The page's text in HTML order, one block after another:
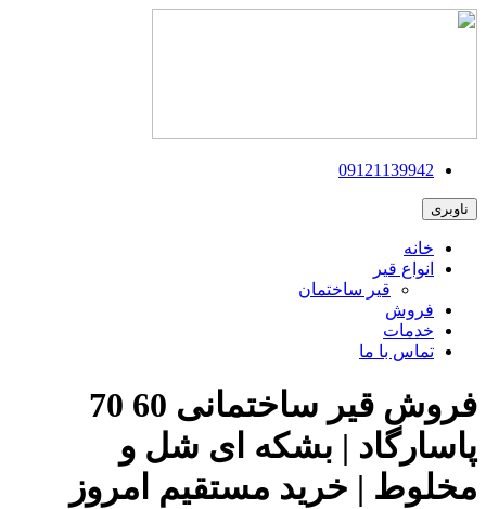
09121139942
ناوبری
خانه
انواع قیر
قیر ساختمان
فروش
خدمات
تماس با ما
فروش قیر ساختمانی 60 70
پاسارگاد | بشکه ای شل و
مخلوط | خرید مستقیم امروز